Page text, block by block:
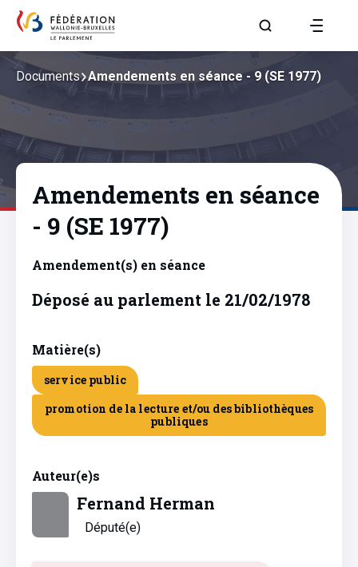
Aller à la page
Documents Amendements en séance - 9 (SE 1977)
Amendements en séance
- 9 (SE 1977)
Amendement(s) en séance
Déposé au parlement le 21/02/1978
Matière(s)
service public
promotion de la lecture et/ou des bibliothèques
publiques
Auteur(e)s
Fernand Herman
Député(e)